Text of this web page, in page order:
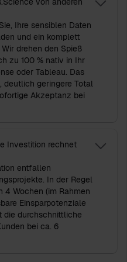
Ihre sensiblen Daten
und ein komplett
drehen den Spieß
zu 100 % nativ in Ihr
oder Tableau. Das
deutlich geringere Total
Akzeptanz bei
Investition rechnet
entfallen
In der Regel
4 Wochen (im Rahmen
Einsparpotenziale
die durchschnittliche
bei ca. 6